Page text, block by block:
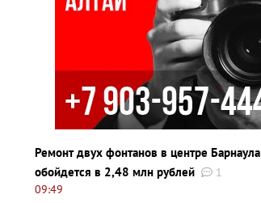
Ремонт двух фонтанов в центре Барнаула
обойдется в 2,48 млн рублей
1
09:49